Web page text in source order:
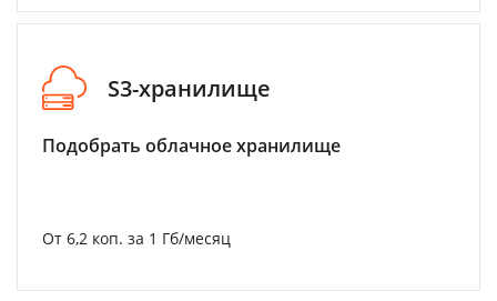
S3-хранилище
Подобрать облачное хранилище
От 6,2 коп. за 1 Гб/месяц